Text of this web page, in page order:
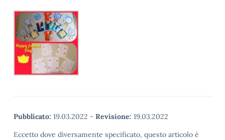
Pubblicato: 19.03.2022 - Revisione: 19.03.2022
Eccetto dove diversamente specificato, questo articolo è